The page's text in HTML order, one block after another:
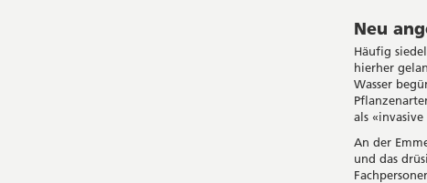
Neu
Häufig
hierher
Wasser
als
An der
und das